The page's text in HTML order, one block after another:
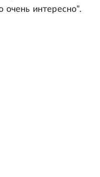
очень интересно".